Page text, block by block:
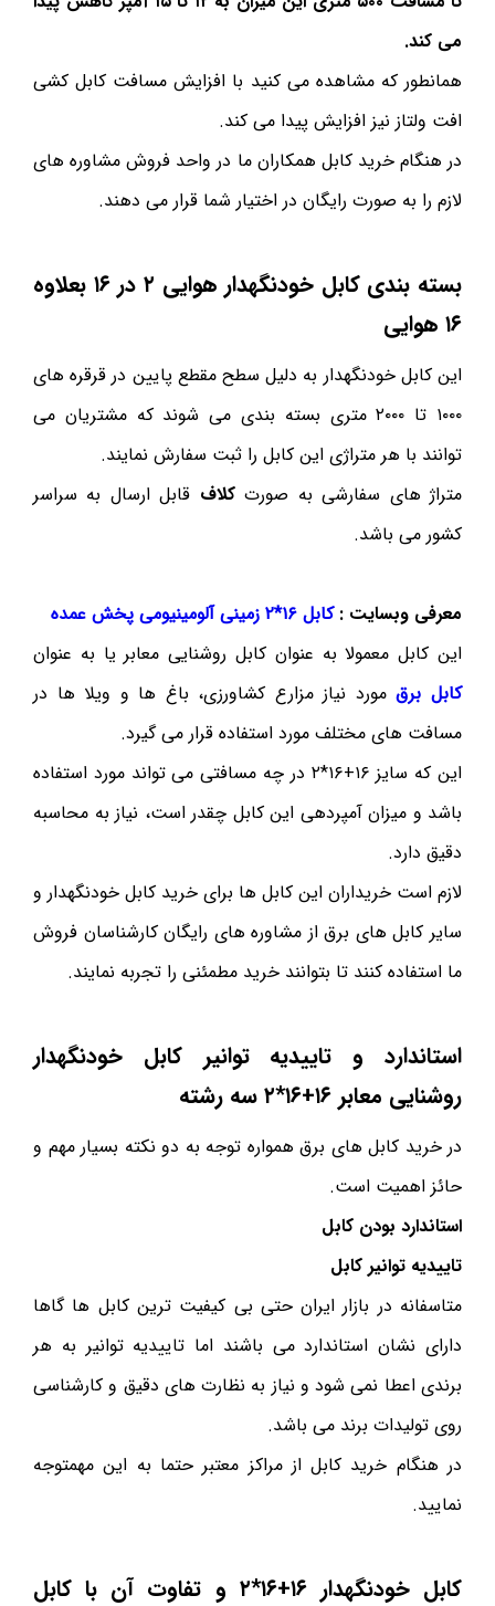
می کند.
همانطور که مشاهده می کنید با افزایش مسافت کابل کشی
افت ولتاز نیز افزایش پیدا می کند.
در هنگام خرید کابل همکاران ما در واحد فروش مشاوره های
لازم را به صورت رایگان در اختیار شما قرار می دهند.
بسته بندی کابل خودنگهدار هوایی ۲ در ۱۶ بعلاوه
۱۶ هوایی
این کابل خودنگهدار به دلیل سطح مقطع پایین در قرقره های
۱۰۰۰ تا ۲۰۰۰ متری بسته بندی می شوند که مشتریان می
توانند با هر متراژی این کابل را ثبت سفارش نمایند.
متراژ های سفارشی به صورتکلاف قابل ارسال به سراسر
کشور می باشد.
معرفی وبسایت : کابل ۱۶*۲ زمینی آلومینیومی پخش عمده
این کابل معمولا به عنوان کابل روشنایی معابر یا به عنوان
کابل برقمورد نیاز مزارع کشاورزی، باغ ها و ویلا ها در
مسافت های مختلف مورد استفاده قرار می گیرد.
این که سایز ۱۶+۱۶*۲ در چه مسافتی می تواند مورد استفاده
باشد و میزان آمپردهی این کابل چقدر است، نیاز به محاسبه
دقیق دارد.
لازم است خریداران این کابل ها برای خرید کابل خودنگهدار و
سایر کابل های برق از مشاوره های رایگان کارشناسان فروش
ما استفاده کنند تا بتوانند خرید مطمئنی را تجربه نمایند.
استاندارد و تاییدیه توانیر کابل خودنگهدار
روشنایی معابر ۱۶+۱۶*۲ سه رشته
در خرید کابل های برق همواره توجه به دو نکته بسیار مهم و
حائز اهمیت است.
استاندارد بودن کابل
تاییدیه توانیر کابل
متاسفانه در بازار ایران حتی بی کیفیت ترین کابل ها گاها
دارای نشان استاندارد می باشند اما تاییدیه توانیر به هر
برندی اعطا نمی شود و نیاز به نظارت های دقیق و کارشناسی
روی تولیدات برند می باشد.
در هنگام خرید کابل از مراکز معتبر حتما به این مهمتوجه
نمایید.
کابل خودنگهدار ۱۶+۱۶*۲ و تفاوت آن با کابل